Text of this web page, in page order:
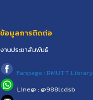
ข้อมูลการติดต่อ
งานประชาสัมพันธ์
Fanpage : RMUTT.Library
Line@ : @988lcdsb